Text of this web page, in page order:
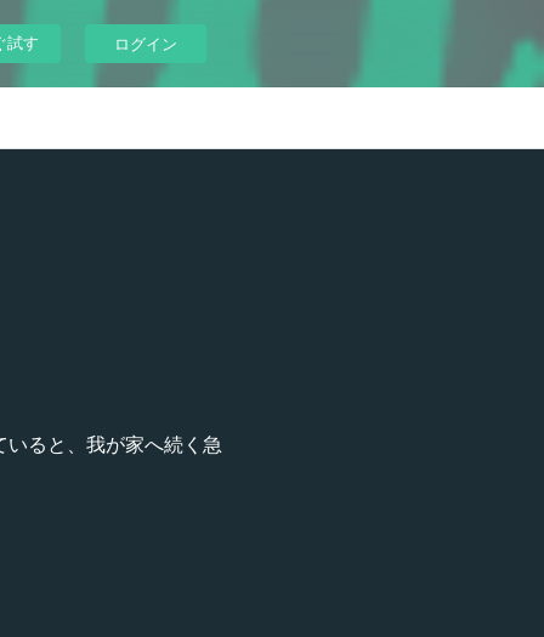
試す ログイン
ると、我が家へ続く急